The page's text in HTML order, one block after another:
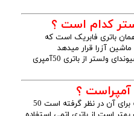
کدام است ؟
همان باتری فابریک است که
آزرا قرار میدهد
شرکت سازنده بر روی خودرو های مدل هیوندای ولستر از باتری 50آمپری
آمپراست ؟
باتری فابریک هیوندای ولستر که کارخانه برای آن در نظر گرفته است 50